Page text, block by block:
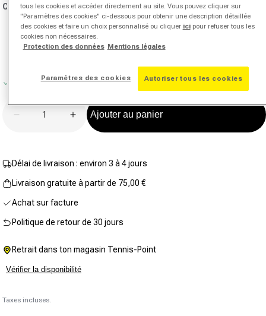
de
notation.
Lien
sur
la
Couleur:blanc
En stock
Quantité
Diminuer la quantité pour Dri-Fit Club Casquette
Augmenter la quantité pour Dri-Fit Club
Ajouter au panier
Délai de livraison : environ 3 à 4 jours
Livraison gratuite à partir de 75,00 €
Achat sur facture
Politique de retour de 30 jours
Retrait dans ton magasin Tennis-Point
Vérifier la disponibilité
Taxes incluses.
tous les cookies et accéder directement au site. Vous pouvez cliquer sur
"Paramètres des cookies" ci-dessous pour obtenir une description détaillée
des cookies et faire un choix personnalisé ou cliquer icipour refuser tous les
cookies non nécessaires.
Protection des données Mentions légales
Paramètres des cookies Autoriser tous les cookies